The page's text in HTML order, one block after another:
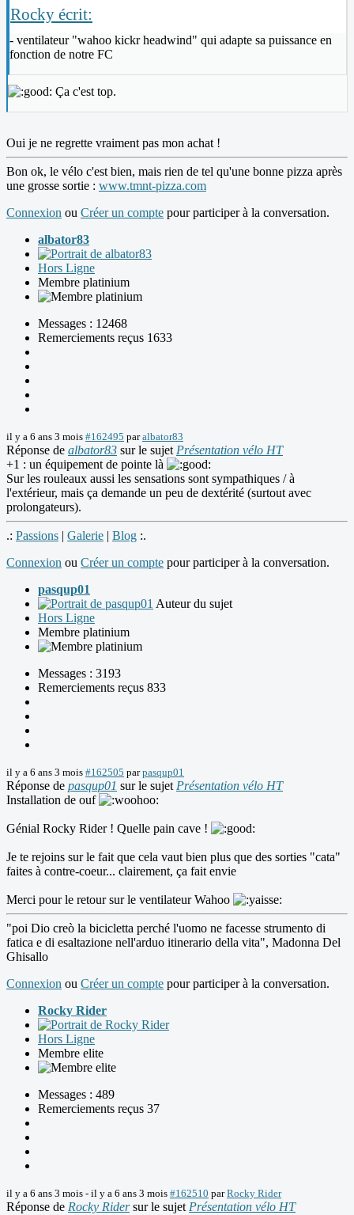
Rocky écrit:
- ventilateur "wahoo kickr headwind" qui adapte sa puissance en
fonction de notre FC
Ça c'est top.
Oui je ne regrette vraiment pas mon achat !
Bon ok, le vélo c'est bien, mais rien de tel qu'une bonne pizza après
une grosse sortie : www.tmnt-pizza.com
Connexion ou Créer un compte pour participer à la conversation.
albator83
Hors Ligne
Membre platinium
Messages : 12468
Remerciements reçus 1633
il y a 6 ans 3 mois #162495 paralbator83
Réponse de albator83 sur le sujet Présentation vélo HT
+1 : un équipement de pointe là
Sur les rouleaux aussi les sensations sont sympathiques / à
l'extérieur, mais ça demande un peu de dextérité (surtout avec
prolongateurs).
.: Passions | Galerie | Blog :.
Connexion ou Créer un compte pour participer à la conversation.
pasqup01
Auteur du sujet
Hors Ligne
Membre platinium
Messages : 3193
Remerciements reçus 833
il y a 6 ans 3 mois #162505 parpasqup01
Réponse de pasqup01 sur le sujet Présentation vélo HT
Installation de ouf
Génial Rocky Rider ! Quelle pain cave !
Je te rejoins sur le fait que cela vaut bien plus que des sorties "cata"
faites à contre-coeur... clairement, ça fait envie
Merci pour le retour sur le ventilateur Wahoo
"poi Dio creò la bicicletta perché l'uomo ne facesse strumento di
fatica e di esaltazione nell'arduo itinerario della vita", Madonna Del
Ghisallo
Connexion ou Créer un compte pour participer à la conversation.
Rocky Rider
Hors Ligne
Membre elite
Messages : 489
Remerciements reçus 37
il y a 6 ans 3 mois - il y a 6 ans 3 mois #162510 parRocky Rider
Réponse de Rocky Ridersur le sujet Présentation vélo HT